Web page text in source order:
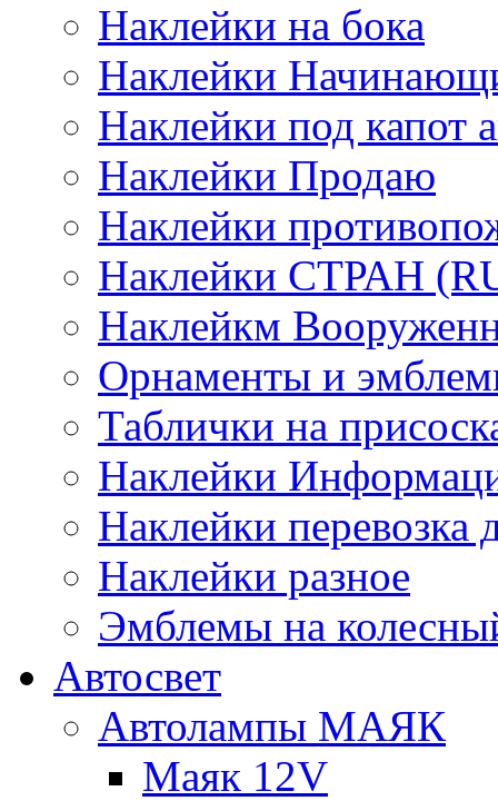
Наклейки на бока
Наклейки
Наклейки под капот
Наклейки Продаю
Наклейки
Наклейки СТРАН
Наклейкм
Орнаменты и
Таблички на
Наклейки
Наклейки перевозка
Наклейки разное
Эмблемы на
Автосвет
Автолампы МАЯК
Маяк 12V